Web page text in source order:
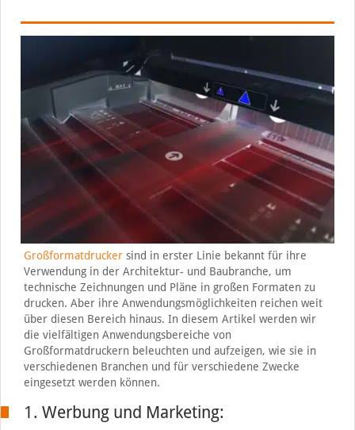
Großformatdruckersind in erster Linie bekannt für ihre
Verwendung in der Architektur- und Baubranche, um
technische Zeichnungen und Pläne in großen Formaten zu
drucken. Aber ihre Anwendungsmöglichkeiten reichen weit
über diesen Bereich hinaus. In diesem Artikel werden wir
die vielfältigen Anwendungsbereiche von
Großformatdruckern beleuchten und aufzeigen, wie sie in
verschiedenen Branchen und für verschiedene Zwecke
eingesetzt werden können.
1. Werbung und Marketing: